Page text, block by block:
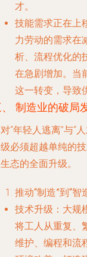
才。
技能需求正在上
力劳动的需求在
析、流程优化的
在急剧增加。当
这一转变，导致
制造业的破局
“年轻人逃离”与“
必须超越单纯的
态的全面升级。
推动“制造”到“
技术升级 ：大
将工人从重复、
维护、编程和流